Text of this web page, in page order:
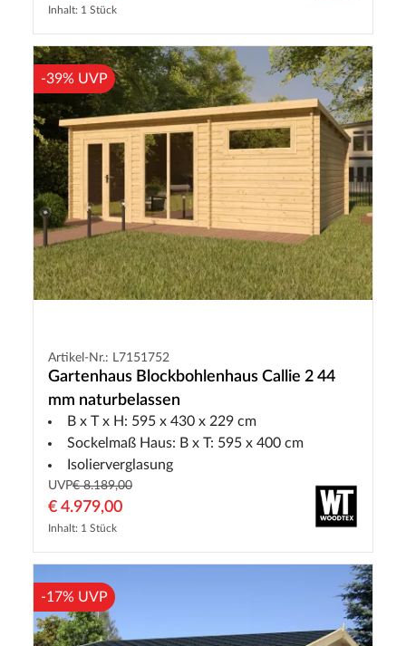
Inhalt: 1 Stück
-39% UVP
Artikel-Nr.: L7151752
Gartenhaus Blockbohlenhaus Callie 2 44
mm naturbelassen
B x T x H: 595 x 430 x 229 cm
Sockelmaß Haus: B x T: 595 x 400 cm
Isolierverglasung
UVP€ 8.189,00
€ 4.979,00
Inhalt: 1 Stück
-17% UVP